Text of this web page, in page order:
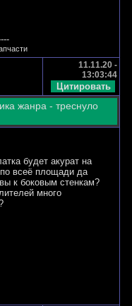
11.11.20 -
13:03:44
жанра - треснуло
будет акурат на
всеё площади да
к боковым стенкам?
много